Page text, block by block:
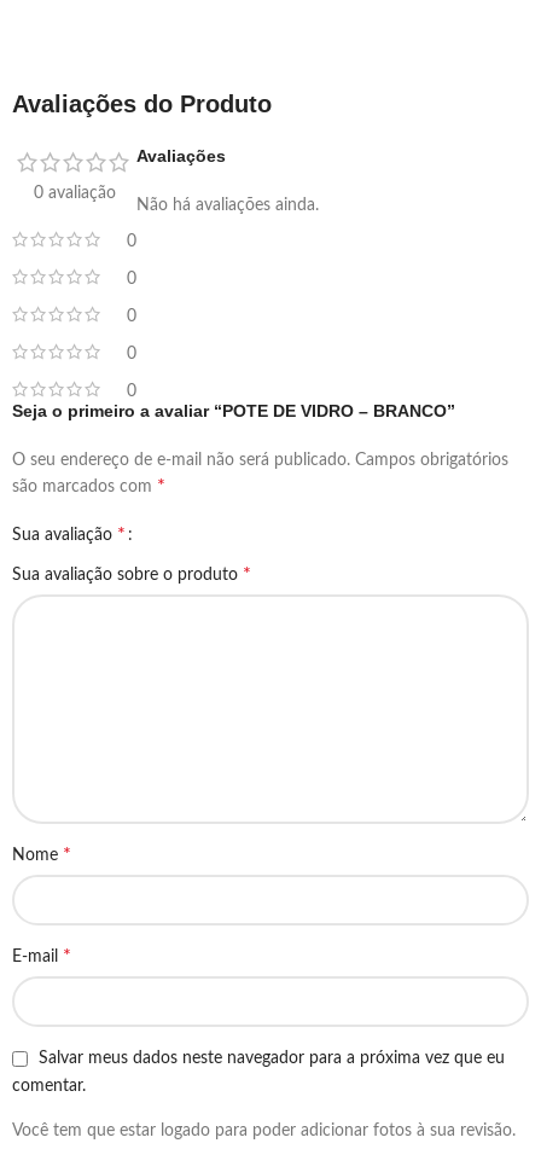
Avaliações do Produto
0 avaliação
0
0
0
0
0
Avaliações
Não há avaliações ainda.
Seja o primeiro a avaliar “POTE DE VIDRO – BRANCO”
O seu endereço de e-mail não será publicado. Campos obrigatórios
são marcados com *
Sua avaliação *
Sua avaliação sobre o produto *
Nome *
E-mail *
Salvar meus dados neste navegador para a próxima vez que eu
comentar.
Você tem que estar logado para poder adicionar fotos à sua revisão.